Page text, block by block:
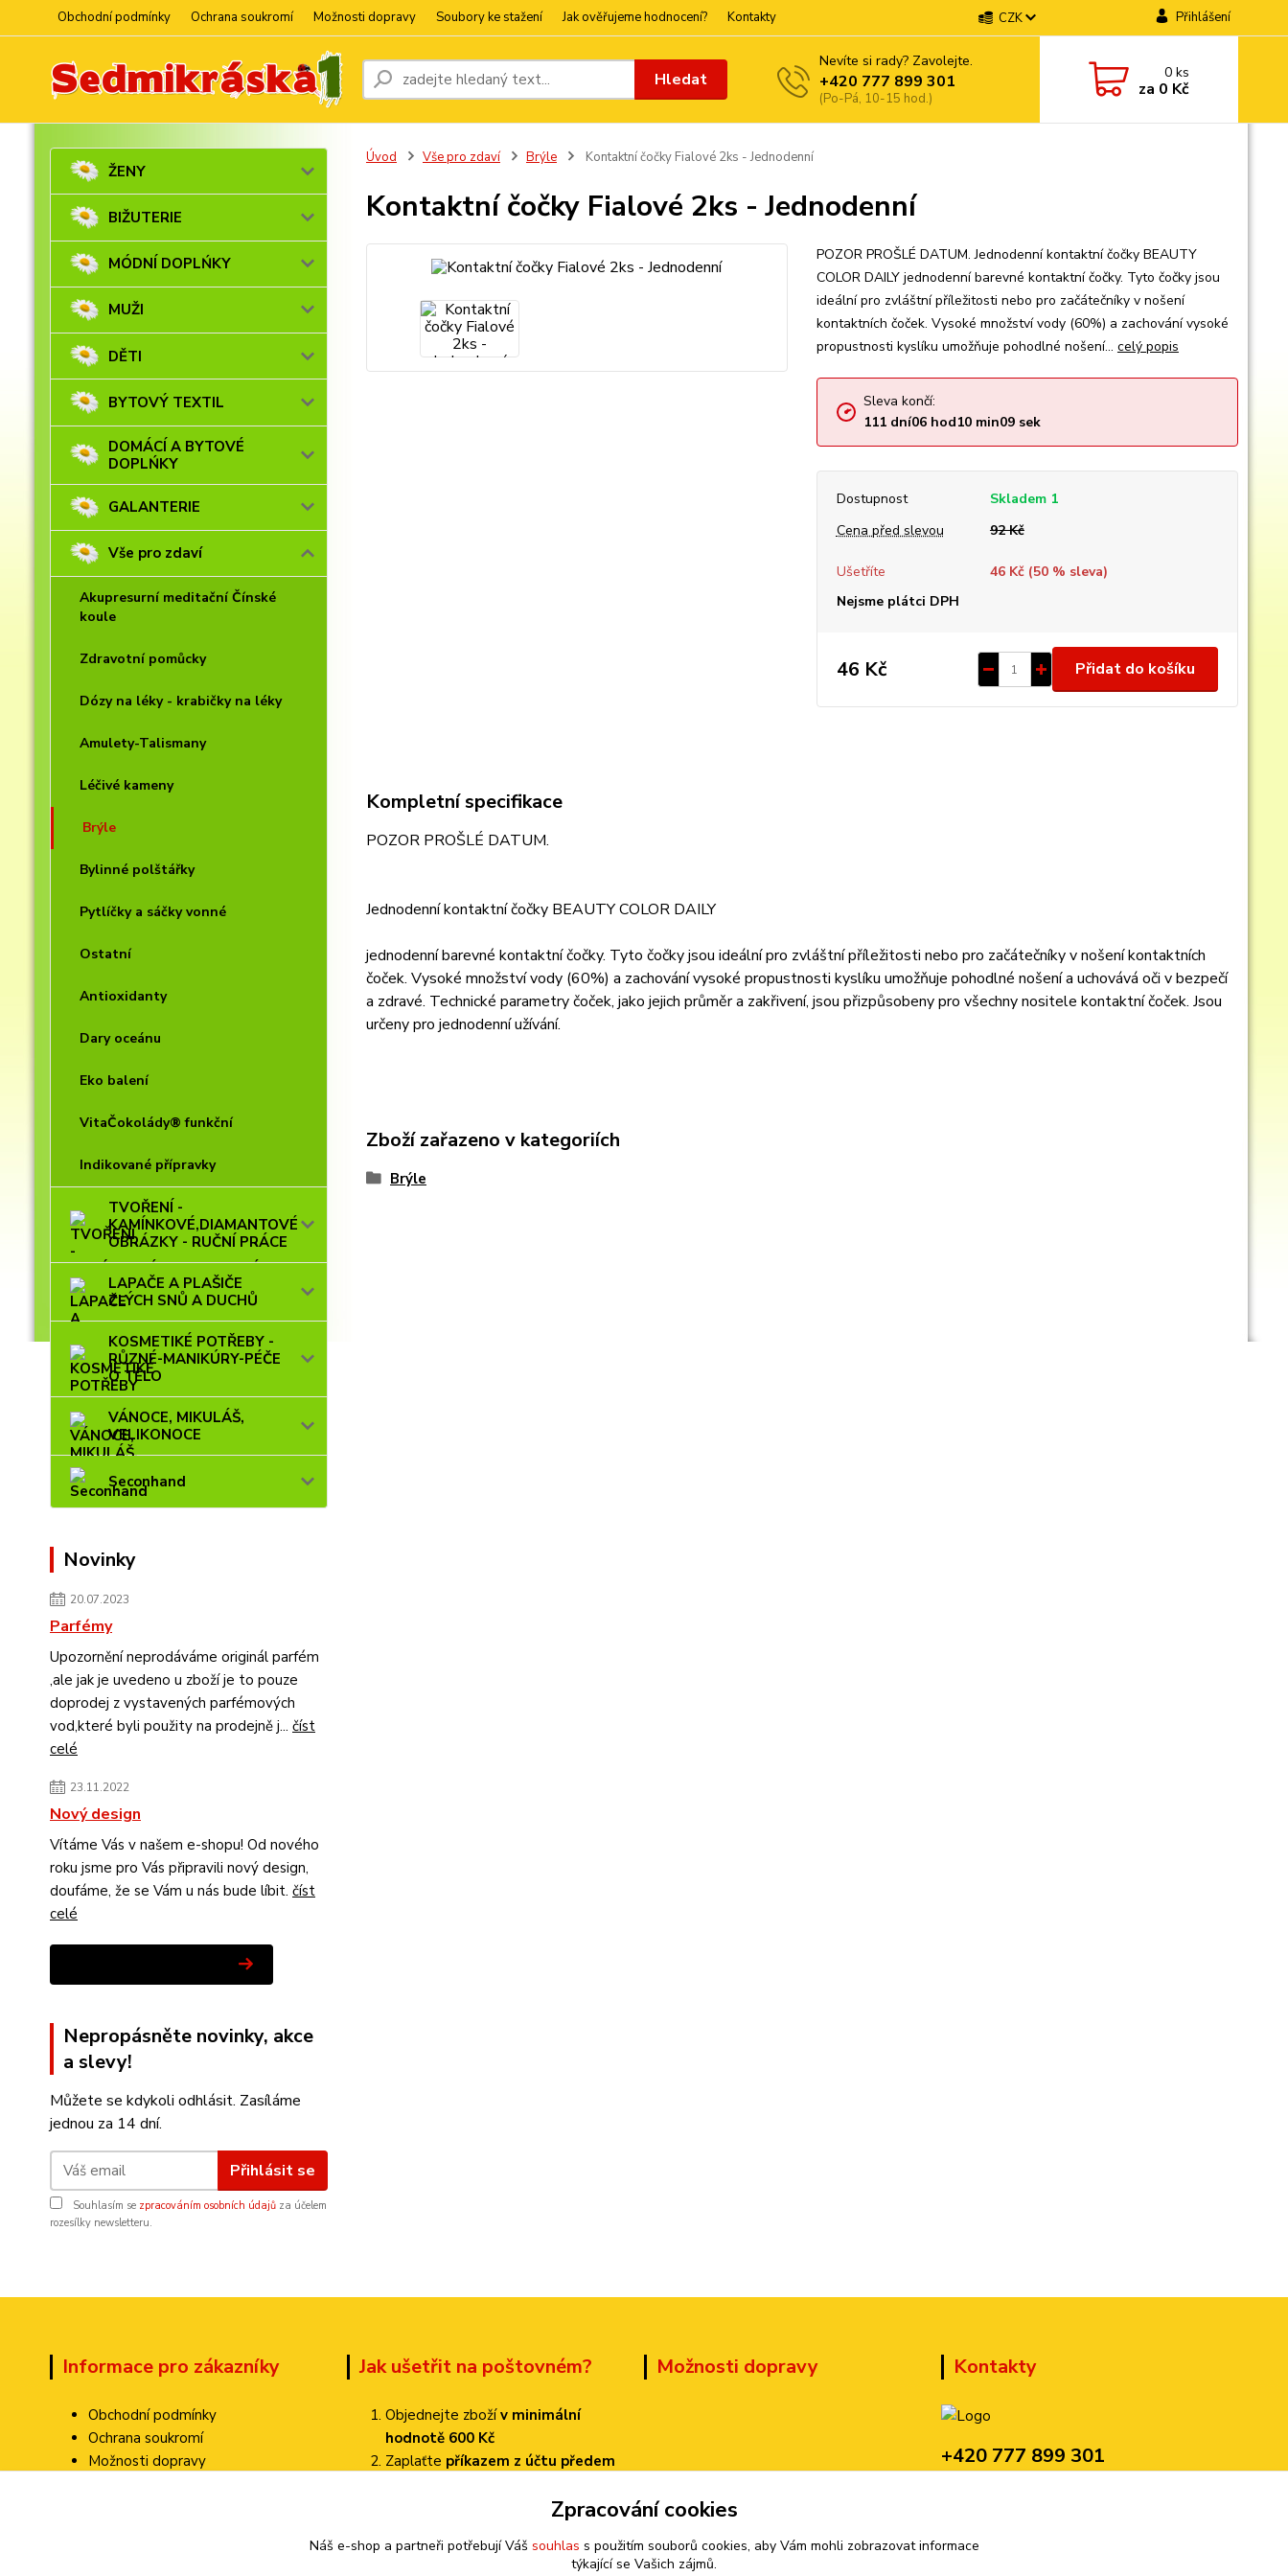
Obchodní podmínky Ochrana soukromí Možnosti dopravy Soubory ke stažení Jak ověřujeme hodnocení? Kontakty CZK Přihlášení
Hledat
Nevíte si rady? Zavolejte.
+420 777 899 301
(Po-Pá, 10-15 hod.)
0ks
za 0 Kč
ŽENY
BIŽUTERIE
MÓDNÍ DOPLŃKY
MUŽI
DĚTI
BYTOVÝ TEXTIL
DOMÁCÍ A BYTOVÉ
DOPLŃKY
GALANTERIE
Vše pro zdaví
Akupresurní meditační Čínské
koule
Zdravotní pomůcky
Dózy na léky - krabičky na léky
Amulety-Talismany
Léčivé kameny
Brýle
Bylinné polštářky
Pytlíčky a sáčky vonné
Ostatní
Antioxidanty
Dary oceánu
Eko balení
VitaČokolády® funkční
Indikované přípravky
TVOŘENÍ -
KAMÍNKOVÉ,DIAMANTOVÉ
OBRÁZKY - RUČNÍ PRÁCE
LAPAČE A PLAŠIČE
ZLÝCH SNŮ A DUCHŮ
KOSMETIKÉ POTŘEBY -
RŮZNÉ-MANIKÚRY-PÉČE
O TĚLO
VÁNOCE, MIKULÁŠ,
VELIKONOCE
Seconhand
Novinky
20.07.2023
Parfémy
Upozornění neprodáváme originál parfém
,ale jak je uvedeno u zboží je to pouze
doprodej z vystavených parfémových
vod,které byli použity na prodejně j... číst
celé
23.11.2022
Nový design
Vítáme Vás v našem e-shopu! Od nového
roku jsme pro Vás připravili nový design,
doufáme, že se Vám u nás bude líbit. číst
celé
Nepropásněte novinky, akce
a slevy!
Můžete se kdykoli odhlásit. Zasíláme
jednou za 14 dní.
Přihlásit se
Souhlasím se zpracováním osobních údajů za účelem
rozesílky newsletteru.
Úvod Vše pro zdaví Brýle Kontaktní čočky Fialové 2ks - Jednodenní
Kontaktní čočky Fialové 2ks - Jednodenní
POZOR PROŠLÉ DATUM. Jednodenní kontaktní čočky BEAUTY
COLOR DAILY jednodenní barevné kontaktní čočky. Tyto čočky jsou
ideální pro zvláštní příležitosti nebo pro začátečníky v nošení
kontaktních čoček. Vysoké množství vody (60%) a zachování vysoké
propustnosti kyslíku umožňuje pohodlné nošení... celý popis
Sleva končí:
111 dní06hod10min08sek
Dostupnost
Skladem 1
Cena před slevou
92 Kč
Ušetříte 46 Kč (50% sleva)
Nejsme plátci DPH
46 Kč Přidat do košíku
Kompletní specifikace
POZOR PROŠLÉ DATUM.
Jednodenní kontaktní čočky BEAUTY COLOR DAILY
jednodenní barevné kontaktní čočky. Tyto čočky jsou ideální pro zvláštní příležitosti nebo pro začátečníky v nošení kontaktních
čoček. Vysoké množství vody (60%) a zachování vysoké propustnosti kyslíku umožňuje pohodlné nošení a uchovává oči v bezpečí
a zdravé. Technické parametry čoček, jako jejich průměr a zakřivení, jsou přizpůsobeny pro všechny nositele kontaktní čoček. Jsou
určeny pro jednodenní užívání.
Zboží zařazeno v kategoriích
Brýle
Informace pro zákazníky
Obchodní podmínky
Ochrana soukromí
Možnosti dopravy
Jak ušetřit na poštovném?
Objednejte zbožív minimální
hodnotě 600 Kč
Zaplaťte příkazem z účtu předem
pouze 70 Kč!
Možnosti dopravy Kontakty
+420 777 899 301
Zpracování cookies
Náš e-shop a partneři potřebují Váš souhlas s použitím souborů cookies, aby Vám mohli zobrazovat informace
týkající se Vašich zájmů.